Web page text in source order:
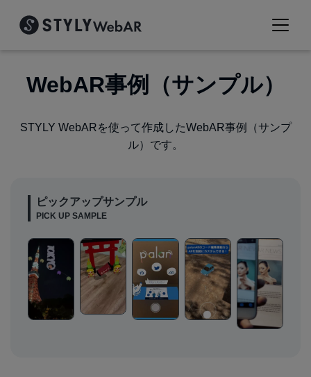
WebAR事例（サンプル）
STYLY WebARを使って作成したWebAR事例（サンプ
ル）です。
ピックアップサンプル
PICK UP SAMPLE